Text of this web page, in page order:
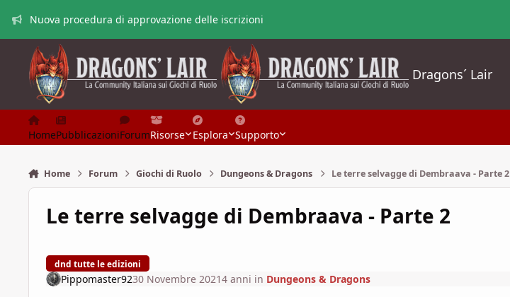
Nuova procedura di approvazione delle iscrizioni
Dragons´ Lair
HomePubblicazioniForumRisorse Esplora Supporto
Home Forum Giochi di Ruolo Dungeons & Dragons Le terre selvagge di Dembraava - Parte 2
Le terre selvagge di Dembraava - Parte 2
dnd tutte le edizioni
Pippomaster9230 Novembre 20214 anni in Dungeons & Dragons